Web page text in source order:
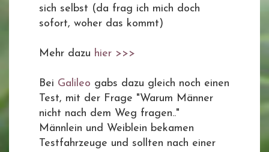
sich selbst (da frag ich mich doch
sofort, woher das kommt)
Mehr dazu hier >>>
Bei Galileo gabs dazu gleich noch einen
Test, mit der Frage "Warum Männer
nicht nach dem Weg fragen.."
Männlein und Weiblein bekamen
Testfahrzeuge und sollten nach einer